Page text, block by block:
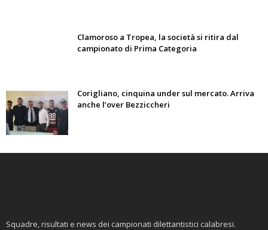
Clamoroso a Tropea, la società si ritira dal
campionato di Prima Categoria
Corigliano, cinquina under sul mercato. Arriva
anche l’over Bezziccheri
Squadre, risultati e news dei campionati dilettantistici calabresi.